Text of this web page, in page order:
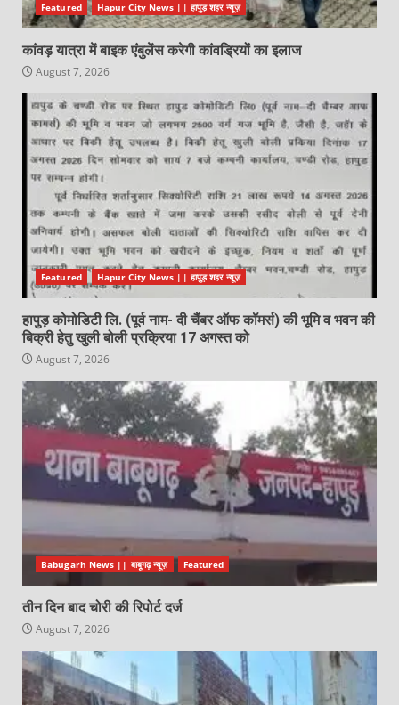
Featured Hapur City News || हापुड़ शहर न्यूज़
कांवड़ यात्रा में बाइक एंबुलेंस करेगी कांवड्रियों का इलाज
August 7, 2026
Featured Hapur City News || हापुड़ शहर न्यूज़
हापुड़ कोमोडिटी लि. (पूर्व नाम- दी चैंबर ऑफ कॉमर्स) की भूमि व भवन की
बिक्री हेतु खुली बोली प्रक्रिया 17 अगस्त को
August 7, 2026
Babugarh News || बाबूगढ़ न्यूज़ Featured
तीन दिन बाद चोरी की रिपोर्ट दर्ज
August 7, 2026